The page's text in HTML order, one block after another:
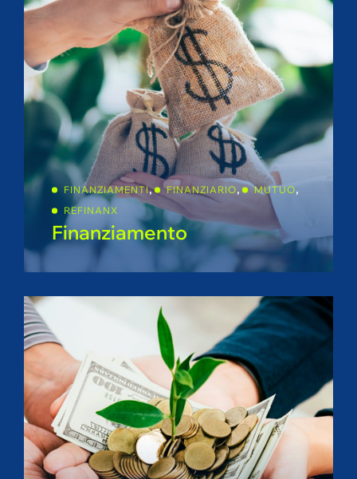
FINANZIAMENTI, FINANZIARIO, MUTUO,
REFINANX
Finanziamento